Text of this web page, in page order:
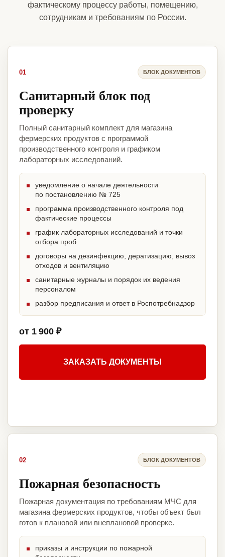
фактическому процессу работы, помещению,
сотрудникам и требованиям по России.
01 БЛОК ДОКУМЕНТОВ
Санитарный блок под
проверку
Полный санитарный комплект для магазина
фермерских продуктов с программой
производственного контроля и графиком
лабораторных исследований.
уведомление о начале деятельности
по постановлению № 725
программа производственного контроля под
фактические процессы
график лабораторных исследований и точки
отбора проб
договоры на дезинфекцию, дератизацию, вывоз
отходов и вентиляцию
санитарные журналы и порядок их ведения
персоналом
разбор предписания и ответ в Роспотребнадзор
от 1 900 ₽
ЗАКАЗАТЬ ДОКУМЕНТЫ
02 БЛОК ДОКУМЕНТОВ
Пожарная безопасность
Пожарная документация по требованиям МЧС для
магазина фермерских продуктов, чтобы объект был
готов к плановой или внеплановой проверке.
приказы и инструкции по пожарной